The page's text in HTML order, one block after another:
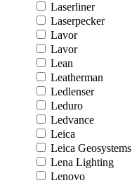
Laserliner
Laserpecker
Lavor
Lavor
Lean
Leatherman
Ledlenser
Leduro
Ledvance
Leica
Leica Geosystems
Lena Lighting
Lenovo